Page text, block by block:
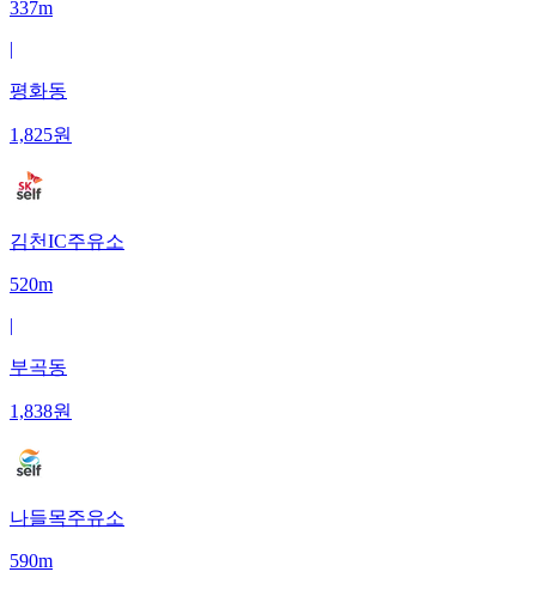
337m
|
평화동
1,825원
김천IC주유소
520m
|
부곡동
1,838원
나들목주유소
590m